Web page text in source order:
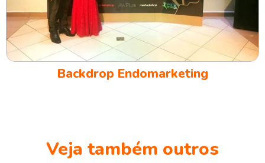
Backdrop Endomarketing
Veja também outros